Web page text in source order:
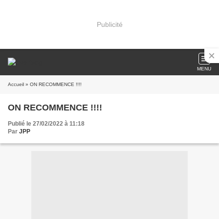
Publicité
MENU
Accueil » ON RECOMMENCE !!!!
ON RECOMMENCE !!!!
Publié le 27/02/2022 à 11:18
Par JPP